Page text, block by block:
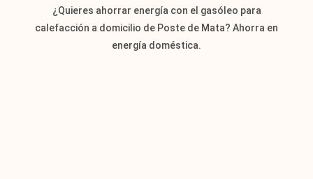
¿Quieres ahorrar energía con el gasóleo para
calefacción a domicilio de Poste de Mata? Ahorra en
energía doméstica.